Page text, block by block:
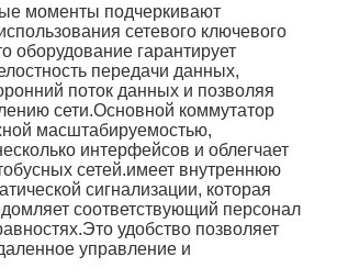
моменты подчеркивают
сетевого ключевого
оборудование гарантирует
передачи данных,
поток данных и позволяя
сети.Основной коммутатор
масштабируемостью,
интерфейсов и облегчает
сетей.имеет внутреннюю
сигнализации, которая
соответствующий персонал
удобство позволяет
управление и